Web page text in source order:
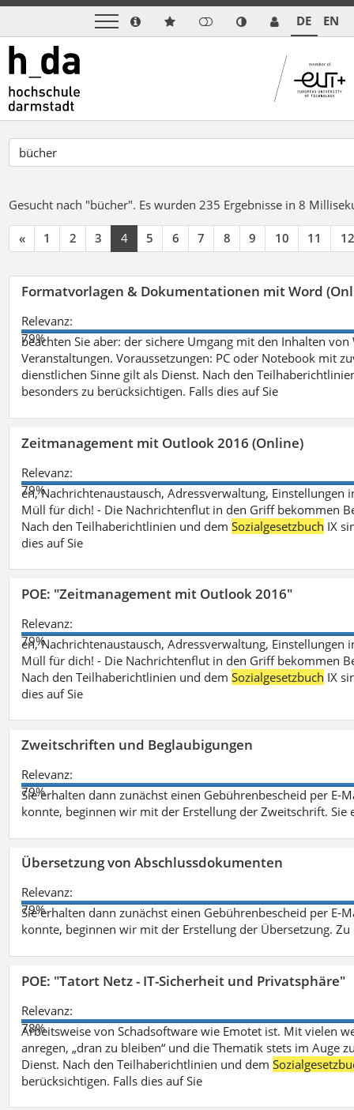
DE EN
Gesucht nach "bücher". Es wurden 235 Ergebnisse in 8
« 1 2 3 4 5 6 7 8 9 10 11 12
Formatvorlagen & Dokumentationen mit Word
Relevanz:
79%
beachten Sie aber: der sichere Umgang mit den Inhalten
Veranstaltungen. Voraussetzungen: PC oder Notebook mit
dienstlichen Sinne gilt als Dienst. Nach den
besonders zu berücksichtigen. Falls dies auf Sie
Zeitmanagement mit Outlook 2016 (Online)
Relevanz:
79%
en, Nachrichtenaustausch, Adressverwaltung,
Müll für dich! - Die Nachrichtenflut in den Griff bekommen
Nach den Teilhaberichtlinien und demSozialgesetzbuch IX
dies auf Sie
POE: "Zeitmanagement mit Outlook 2016"
Relevanz:
79%
en, Nachrichtenaustausch, Adressverwaltung,
Müll für dich! - Die Nachrichtenflut in den Griff bekommen
Nach den Teilhaberichtlinien und demSozialgesetzbuch IX
dies auf Sie
Zweitschriften und Beglaubigungen
Relevanz:
79%
Sie erhalten dann zunächst einen Gebührenbescheid per E-
konnte, beginnen wir mit der Erstellung der Zweitschrift. Sie
Übersetzung von Abschlussdokumenten
Relevanz:
79%
Sie erhalten dann zunächst einen Gebührenbescheid per E-
konnte, beginnen wir mit der Erstellung der Übersetzung.
POE: "Tatort Netz - IT-Sicherheit und Privatsphäre"
Relevanz:
78%
Arbeitsweise von Schadsoftware wie Emotet ist. Mit vielen
anregen, „dran zu bleiben“ und die Thematik stets im
Dienst. Nach den Teilhaberichtlinien und dem
berücksichtigen. Falls dies auf Sie